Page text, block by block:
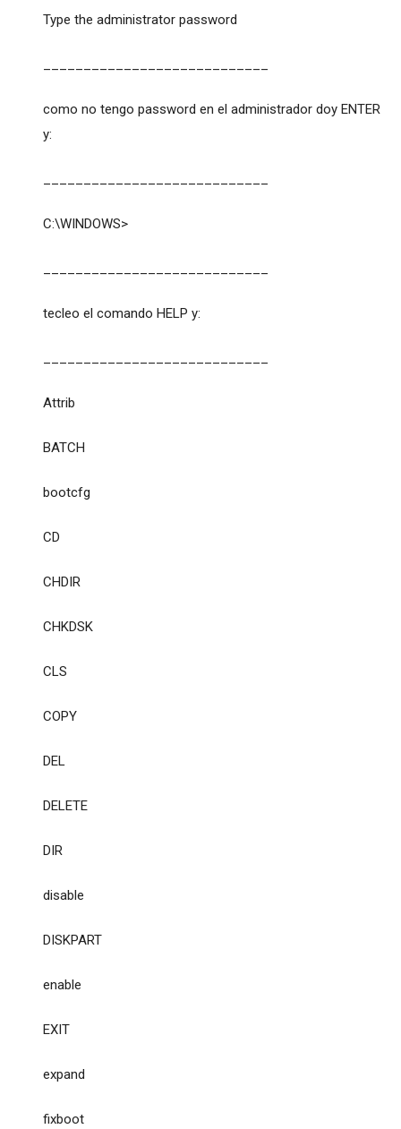
Type the administrator password
como no tengo password en el administrador doy ENTER
y:
C:\WINDOWS>
tecleo el comando HELP y:
Attrib
BATCH
bootcfg
CD
CHDIR
CHKDSK
CLS
COPY
DEL
DELETE
DIR
disable
DISKPART
enable
EXIT
expand
fixboot